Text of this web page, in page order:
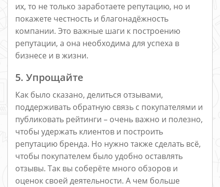
их, то не только заработаете репутацию, но и
покажете честность и благонадёжность
компании. Это важные шаги к построению
репутации, а она необходима для успеха в
бизнесе и в жизни.
5. Упрощайте
Как было сказано, делиться отзывами,
поддерживать обратную связь с покупателями и
публиковать рейтинги – очень важно и полезно,
чтобы удержать клиентов и построить
репутацию бренда. Но нужно также сделать всё,
чтобы покупателем было удобно оставлять
отзывы. Так вы соберёте много обзоров и
оценок своей деятельности. А чем больше